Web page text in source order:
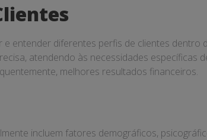
entender diferentes perfis de clientes dentro
atendendo às necessidades específicas
melhores resultados financeiros.
incluem fatores demográficos,